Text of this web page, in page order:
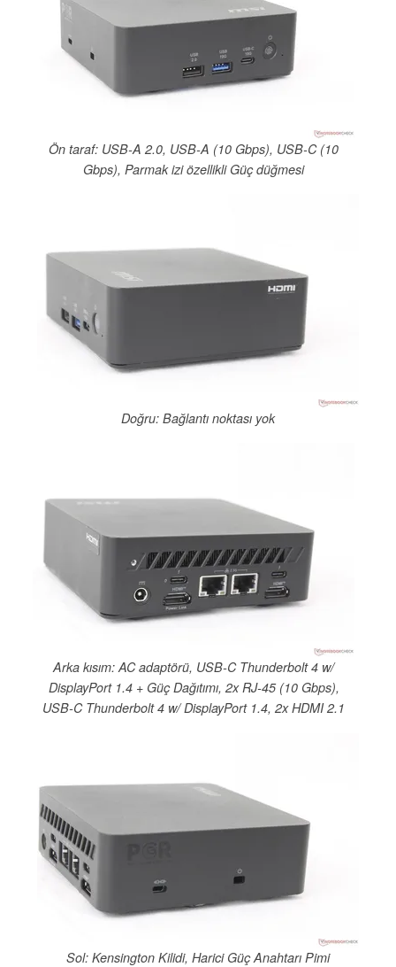
Ön taraf: USB-A 2.0, USB-A (10 Gbps), USB-C (10
Gbps), Parmak izi özellikli Güç düğmesi
Doğru: Bağlantı noktası yok
Arka kısım: AC adaptörü, USB-C Thunderbolt 4 w/
DisplayPort 1.4 + Güç Dağıtımı, 2x RJ-45 (10 Gbps),
USB-C Thunderbolt 4 w/ DisplayPort 1.4, 2x HDMI 2.1
Sol: Kensington Kilidi, Harici Güç Anahtarı Pimi